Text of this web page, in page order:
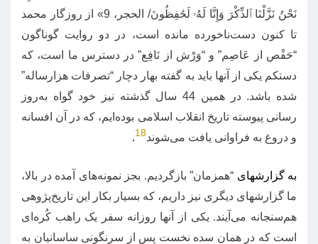
نَحْنُ نَزَّلْنَا ٱلذِّكْرَ وَإِنَّا لَهُۥ لَحَٰفِظُونَ/ الحجر، 9»
از روزگار محمد
تا کنون دست‌ناخورده مانده است، در دو روایت گوناگون
“حَفْص از عَاصِم” و“وَرْش از نَافِع” در دسترس ما است، که
دستکم یکی از آنها باید به گفته بهار دچار “تصرفات هزارساله”
شده باشد.در همین 44 سال گذشته نیز خود گواه به‌روز
رسانی پیوسته تاریخ انقلاب اسلامی بوده‌ایم، که در آن افسانه
و دروغ به فراوانی یافت می‌شوند18
.
به گزارشهای “همزمان” بازگردیم. بجز نمونه‌های آمده در بالا،
ما گزارشهای دیگری نیز داریم، که بسیار بکار این تاریخ‌پژوهی
هم‌سنجانه می‌آیند. یکی از آنها روزانه سفر‌ یک راهب کُره‌ای
است که در همان سده نخست پس از سرنگونی ساسانیان به